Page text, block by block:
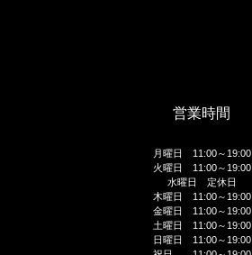
営業時間
月曜日 11:00～19:00
火曜日 11:00～19:00
水曜日 定休日
木曜日 11:00～19:00
金曜日 11:00～19:00
土曜日 11:00～19:00
日曜日 11:00～19:00